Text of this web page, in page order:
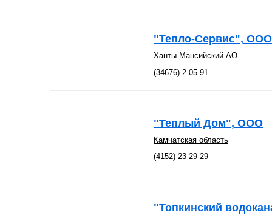
"Тепло-Сервис", ООО
Ханты-Мансийский АО
(34676) 2-05-91
"Теплый Дом", ООО
Камчатская область
(4152) 23-29-29
"Топкинский